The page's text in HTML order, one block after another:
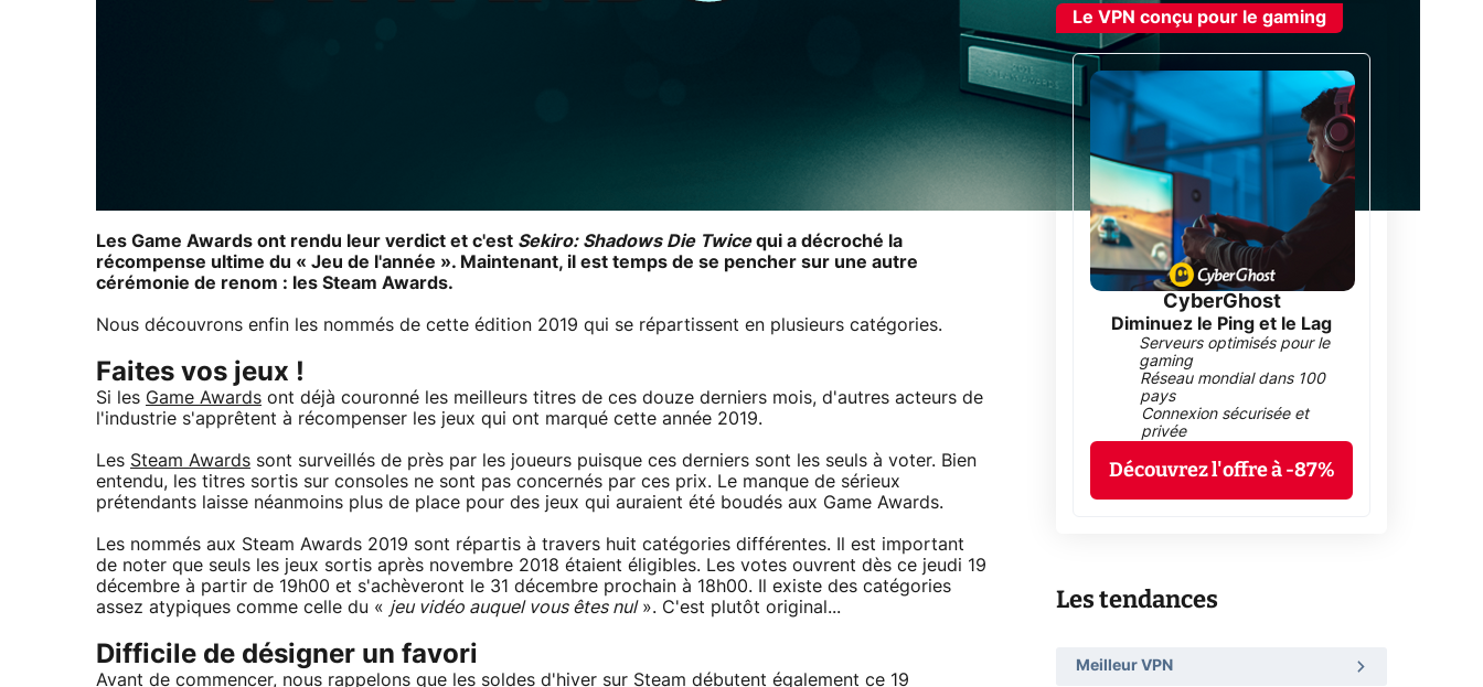
Les Game Awards ont rendu leur verdict et c'est Sekiro: Shadows Die Twicequi a décroché la
récompense ultime du « Jeu de l'année ». Maintenant, il est temps de se pencher sur une autre
cérémonie de renom : les Steam Awards.
Nous découvrons enfin les nommés de cette édition 2019 qui se répartissent en plusieurs catégories.
Faites vos jeux !
Si les Game Awards ont déjà couronné les meilleurs titres de ces douze derniers mois, d'autres acteurs de
l'industrie s'apprêtent à récompenser les jeux qui ont marqué cette année 2019.
Les Steam Awards sont surveillés de près par les joueurs puisque ces derniers sont les seuls à voter. Bien
entendu, les titres sortis sur consoles ne sont pas concernés par ces prix. Le manque de sérieux
prétendants laisse néanmoins plus de place pour des jeux qui auraient été boudés aux Game Awards.
Les nommés aux Steam Awards 2019 sont répartis à travers huit catégories différentes. Il est important
de noter que seuls les jeux sortis après novembre 2018 étaient éligibles. Les votes ouvrent dès ce jeudi 19
décembre à partir de 19h00 et s'achèveront le 31 décembre prochain à 18h00. Il existe des catégories
assez atypiques comme celle du « jeu vidéo auquel vous êtes nul». C'est plutôt original...
Difficile de désigner un favori
Avant de commencer, nous rappelons que les soldes d'hiver sur Steam débutent également ce 19
Le VPN conçu pour le gaming
CyberGhost
Diminuez le Ping et le Lag
Serveurs optimisés pour le
gaming
Réseau mondial dans 100
pays
Connexion sécurisée et
privée
Découvrez l'offre à -87%
Les tendances
Meilleur VPN